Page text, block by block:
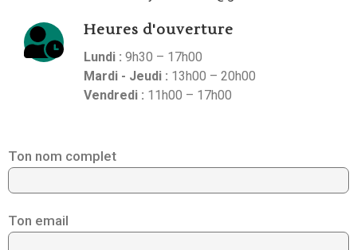
Heures d'ouverture
Lundi : 9h30 – 17h00
Mardi - Jeudi : 13h00 – 20h00
Vendredi : 11h00 – 17h00
Ton nom complet
Ton email